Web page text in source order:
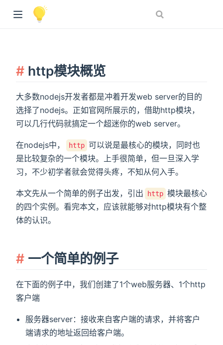
http模块概览
大多数nodejs开发者都是冲着开发web server的目的
选择了nodejs。正如官网所展示的，借助http模块，
可以几行代码就搞定一个超迷你的web server。
在nodejs中， http 可以说是最核心的模块，同时也
是比较复杂的一个模块。上手很简单，但一旦深入学
习，不少初学者就会觉得头疼，不知从何入手。
本文先从一个简单的例子出发，引出 http 模块最核心
的四个实例。看完本文，应该就能够对http模块有个整
体的认识。
一个简单的例子
在下面的例子中，我们创建了1个web服务器、1个http
客户端
服务器server：接收来自客户端的请求，并将客户
端请求的地址返回给客户端。